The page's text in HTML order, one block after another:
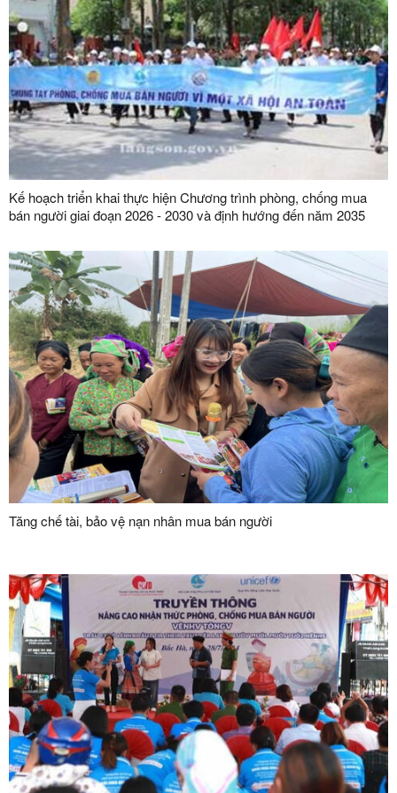
Kế hoạch triển khai thực hiện Chương trình phòng, chống mua
bán người giai đoạn 2026 - 2030 và định hướng đến năm 2035
Tăng chế tài, bảo vệ nạn nhân mua bán người